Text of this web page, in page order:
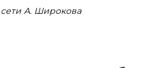
А. Широкова